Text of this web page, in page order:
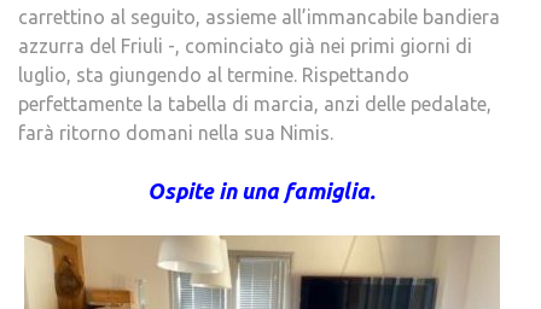
carrettino al seguito, assieme all’immancabile bandiera
azzurra del Friuli -, cominciato già nei primi giorni di
luglio, sta giungendo al termine. Rispettando
perfettamente la tabella di marcia, anzi delle pedalate,
farà ritorno domani nella sua Nimis.
Ospite in una famiglia.